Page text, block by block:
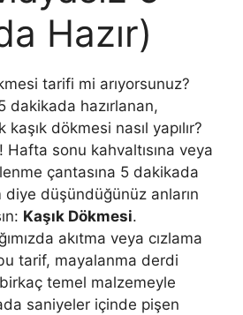
Hazır)
tarifi mi arıyorsunuz?
dakikada hazırlanan,
kaşık dökmesi nasıl yapılır?
Hafta sonu kahvaltısına veya
çantasına 5 dakikada
diye düşündüğünüz anların
Kaşık Dökmesi.
akıtma veya cızlama
tarif, mayalanma derdi
temel malzemeyle
saniyeler içinde pişen